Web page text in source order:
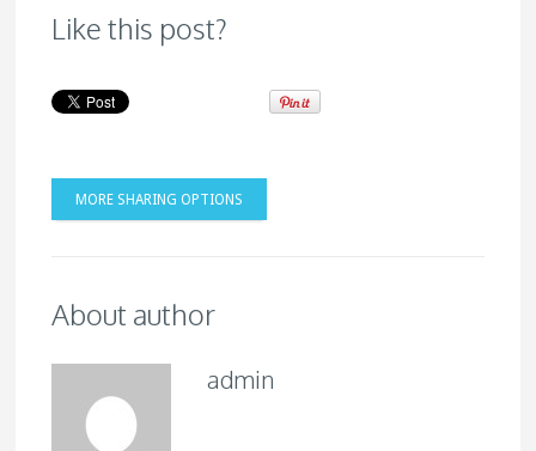
Like this post?
MORE SHARING OPTIONS
About author
admin